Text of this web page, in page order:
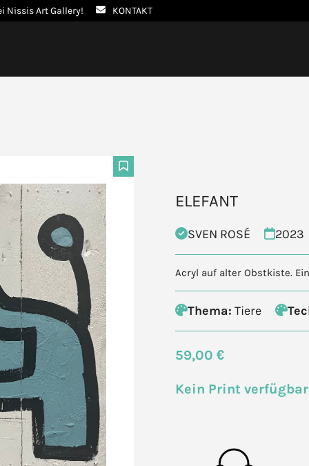
Nissis Art Gallery! KONTAKT
F
ELEFANT
SVEN ROSÉ 2023
Acryl auf alter Obstkiste.
Thema: Tiere
59,00 €
Kein Print verfügbar